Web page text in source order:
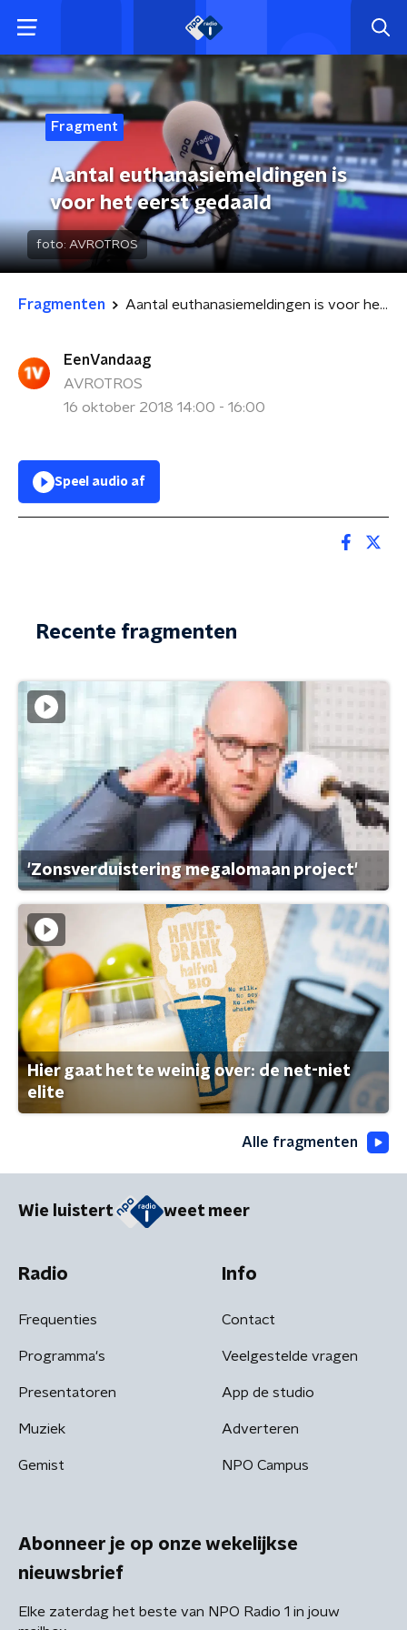
Fragment
Aantal euthanasiemeldingen is
voor het eerst gedaald
foto: AVROTROS
Fragmenten Aantal euthanasiemeldingen is voor het eerst gedaald
EenVandaag
AVROTROS
16 oktober 2018 14:00 - 16:00
Speel audio af
Recente fragmenten
'Zonsverduistering megalomaan project'
Hier gaat het te weinig over: de net-niet
elite
Alle fragmenten
Wie luistert weet meer
Radio
Frequenties
Programma's
Presentatoren
Muziek
Gemist
Info
Contact
Veelgestelde vragen
App de studio
Adverteren
NPO Campus
Abonneer je op onze wekelijkse
nieuwsbrief
Elke zaterdag het beste van NPO Radio 1 in jouw